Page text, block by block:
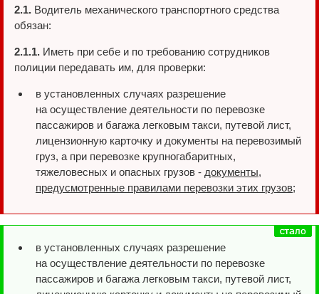
2.1. Водитель механического транспортного средства
обязан:
2.1.1. Иметь при себе и по требованию сотрудников
полиции передавать им, для проверки:
в установленных случаях разрешение
на осуществление деятельности по перевозке
пассажиров и багажа легковым такси, путевой лист,
лицензионную карточку и документы на перевозимый
груз, а при перевозке крупногабаритных,
тяжеловесных и опасных грузов - документы,
предусмотренные правилами перевозки этих грузов;
в установленных случаях разрешение
на осуществление деятельности по перевозке
пассажиров и багажа легковым такси, путевой лист,